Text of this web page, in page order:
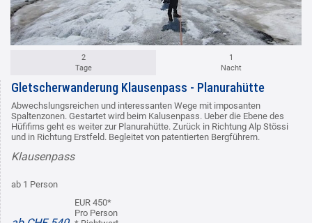
2
Tage
1
Nacht
Gletscherwanderung Klausenpass - Planurahütte
Abwechslungsreichen und interessanten Wege mit imposanten
Spaltenzonen. Gestartet wird beim Kalusenpass. Ueber die Ebene des
Hüfifirns geht es weiter zur Planurahütte. Zurück in Richtung Alp Stössi
und in Richtung Erstfeld. Begleitet von patentierten Bergführern.
Klausenpass
ab 1 Person
EUR 450*
Pro Person